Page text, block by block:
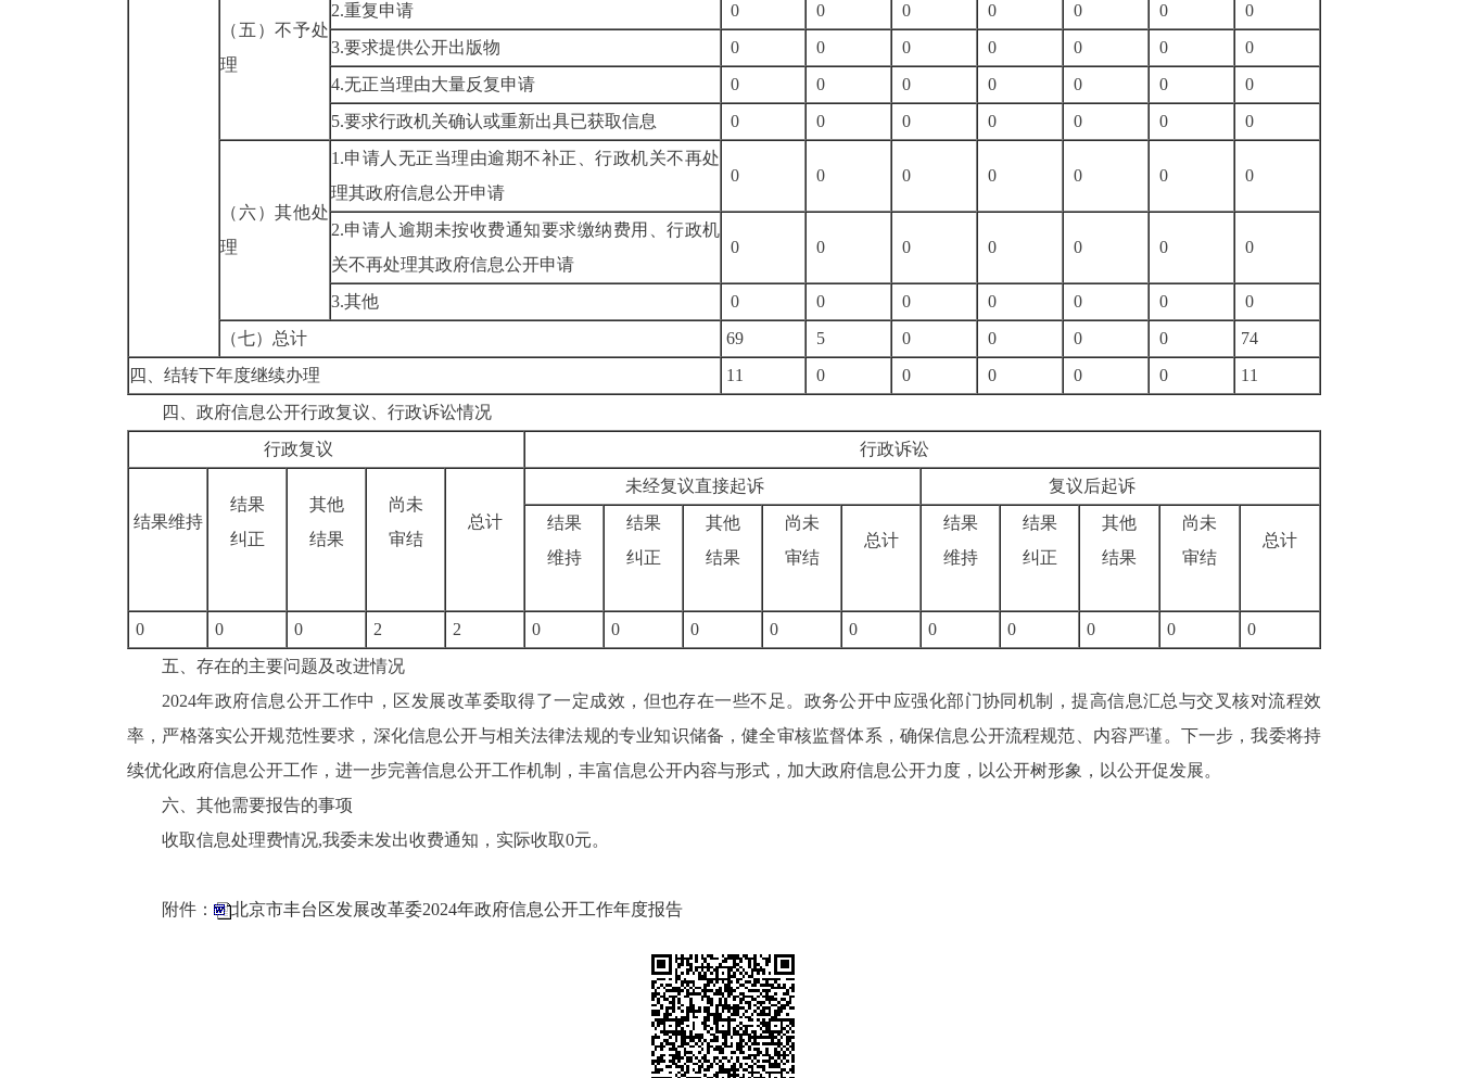
（五）不予处
理
2.重复申请
0 0 0 0 0 0
0
3.要求提供公开出版物
0 0 0 0 0 0
0
4.无正当理由大量反复申请
0 0 0 0 0 0
0
5.要求行政机关确认或重新出具已获取信息
0 0 0 0 0 0 0
（六）其他处
理
1.申请人无正当理由逾期不补正、行政机关不再处
理其政府信息公开申请
0 0 0 0 0 0 0
2.申请人逾期未按收费通知要求缴纳费用、行政机
关不再处理其政府信息公开申请
0 0 0 0 0 0 0
3.其他 0 0 0 0 0 0
0
（七）总计
69 5 0 0 0 0
74
四、结转下年度继续办理
11 0 0 0 0 0
11
四、政府信息公开行政复议、行政诉讼情况
行政复议
行政诉讼
结果维持
结果
纠正
其他
结果
尚未
审结
总计
未经复议直接起诉
复议后起诉
结果
维持
结果
纠正
其他
结果
尚未
审结
总计
结果
维持
结果
纠正
其他
结果
尚未
审结
总计
0 0 0 2 2 0 0 0 0 0 0 0 0 0
0
五、存在的主要问题及改进情况
2024年政府信息公开工作中，区发展改革委取得了一定成效，但也存在一些不足。政务公开中应强化部门协同机制，提高信息汇总与交叉核对流程效
率，严格落实公开规范性要求，深化信息公开与相关法律法规的专业知识储备，健全审核监督体系，确保信息公开流程规范、内容严谨。下一步，我委将持
续优化政府信息公开工作，进一步完善信息公开工作机制，丰富信息公开内容与形式，加大政府信息公开力度，以公开树形象，以公开促发展。
六、其他需要报告的事项
收取信息处理费情况,我委未发出收费通知，实际收取0元。
附件： 北京市丰台区发展改革委2024年政府信息公开工作年度报告